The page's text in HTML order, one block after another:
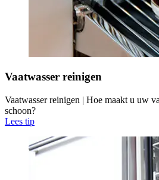
Vaatwasser reinigen
Vaatwasser reinigen | Hoe maakt u uw
schoon?
Lees tip